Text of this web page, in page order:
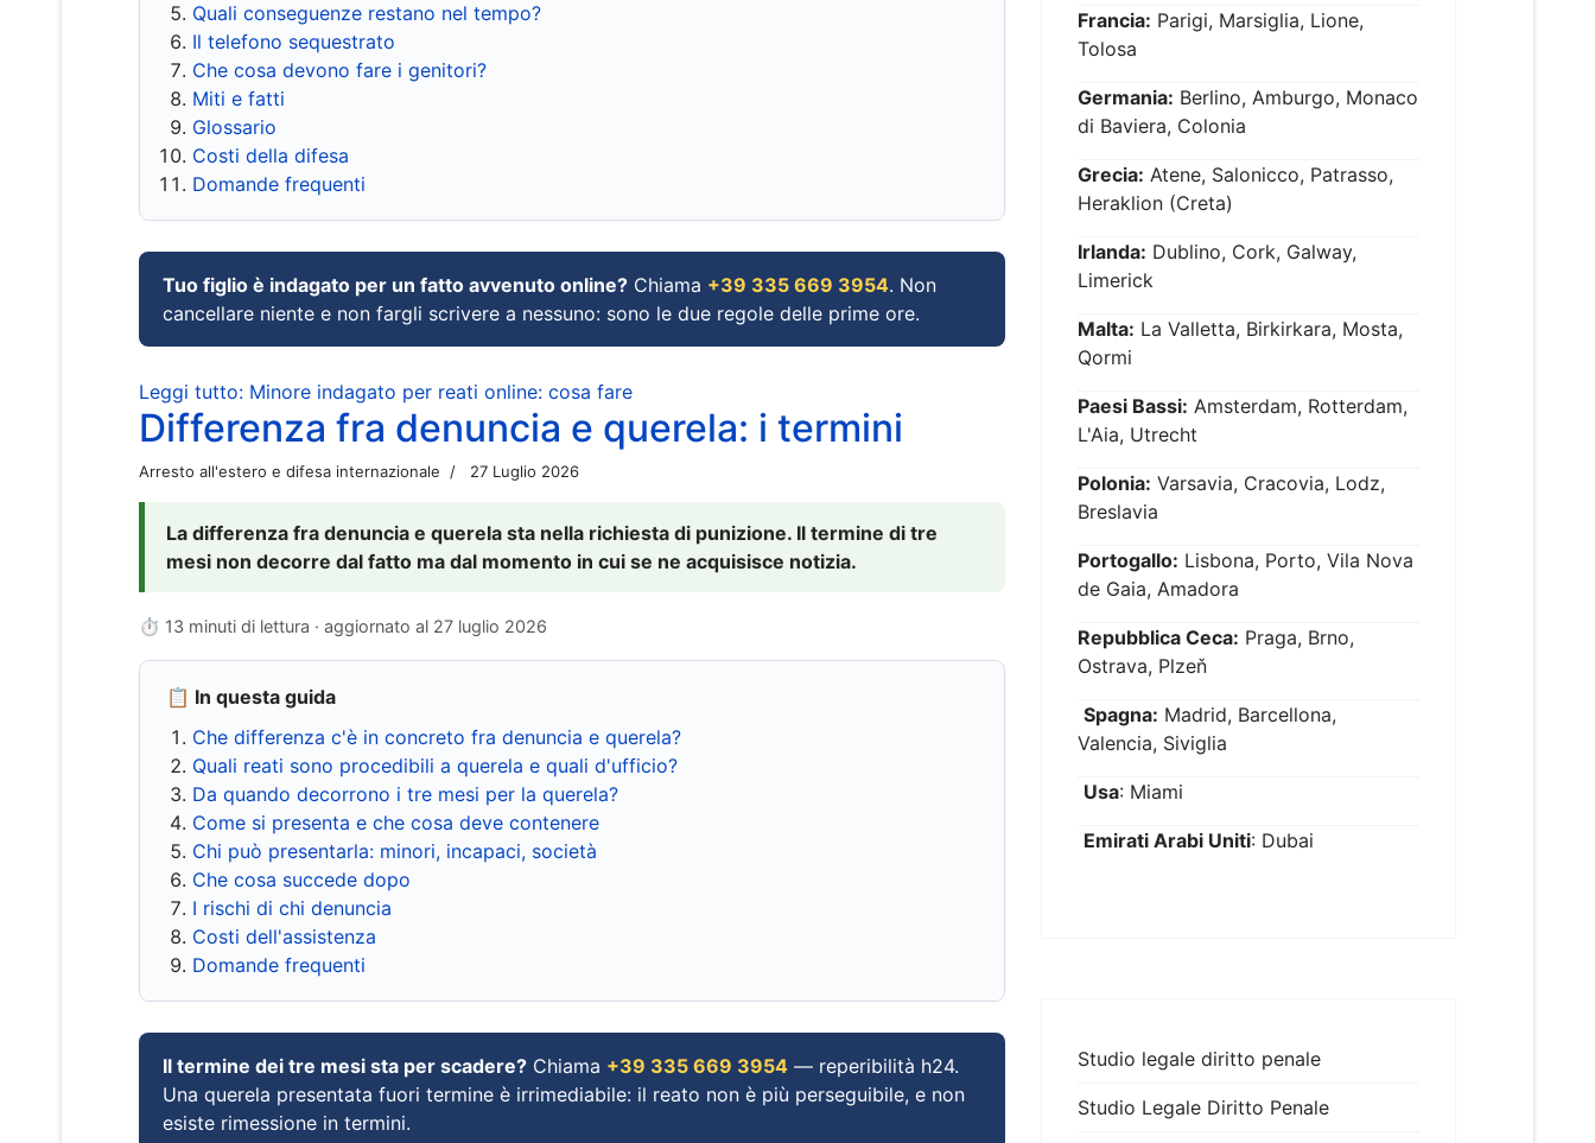
Quali conseguenze restano nel tempo?
Il telefono sequestrato
Che cosa devono fare i genitori?
Miti e fatti
Glossario
Costi della difesa
Domande frequenti
Tuo figlio è indagato per un fatto avvenuto online? Chiama +39 335 669 3954. Non
cancellare niente e non fargli scrivere a nessuno: sono le due regole delle prime ore.
Leggi tutto: Minore indagato per reati online: cosa fare
Differenza fra denuncia e querela: i termini
Arresto all'estero e difesa internazionale 27 Luglio 2026
La differenza fra denuncia e querela sta nella richiesta di punizione. Il termine di tre
mesi non decorre dal fatto ma dal momento in cui se ne acquisisce notizia.
⏱ 13 minuti di lettura · aggiornato al 27 luglio 2026
📋 In questa guida
Che differenza c'è in concreto fra denuncia e querela?
Quali reati sono procedibili a querela e quali d'ufficio?
Da quando decorrono i tre mesi per la querela?
Come si presenta e che cosa deve contenere
Chi può presentarla: minori, incapaci, società
Che cosa succede dopo
I rischi di chi denuncia
Costi dell'assistenza
Domande frequenti
Il termine dei tre mesi sta per scadere? Chiama +39 335 669 3954 — reperibilità h24.
Una querela presentata fuori termine è irrimediabile: il reato non è più perseguibile, e non
esiste rimessione in termini.
Francia: Parigi, Marsiglia, Lione,
Tolosa
Germania: Berlino, Amburgo, Monaco
di Baviera, Colonia
Grecia: Atene, Salonicco, Patrasso,
Heraklion (Creta)
Irlanda: Dublino, Cork, Galway,
Limerick
Malta: La Valletta, Birkirkara, Mosta,
Qormi
Paesi Bassi: Amsterdam, Rotterdam,
L'Aia, Utrecht
Polonia: Varsavia, Cracovia, Lodz,
Breslavia
Portogallo: Lisbona, Porto, Vila Nova
de Gaia, Amadora
Repubblica Ceca: Praga, Brno,
Ostrava, Plzeň
Spagna: Madrid, Barcellona,
Valencia, Siviglia
Usa: Miami
Emirati Arabi Uniti: Dubai
Studio legale diritto penale
Studio Legale Diritto Penale